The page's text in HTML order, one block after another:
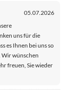
05.07.2026
uns für die
es Ihnen bei uns so
Wir wünschen
freuen, Sie wieder